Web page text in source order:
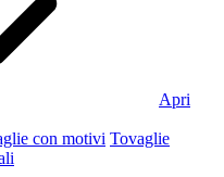
Apri
con motivi Tovaglie